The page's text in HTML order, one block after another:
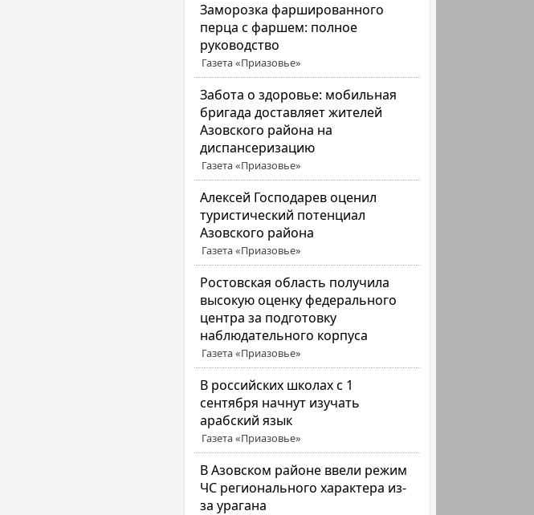
Заморозка фаршированного
перца с фаршем: полное
руководство
Газета «Приазовье»
Забота о здоровье: мобильная
бригада доставляет жителей
Азовского района на
диспансеризацию
Газета «Приазовье»
Алексей Господарев оценил
туристический потенциал
Азовского района
Газета «Приазовье»
Ростовская область получила
высокую оценку федерального
центра за подготовку
наблюдательного корпуса
Газета «Приазовье»
В российских школах с 1
сентября начнут изучать
арабский язык
Газета «Приазовье»
В Азовском районе ввели режим
ЧС регионального характера из-
за урагана